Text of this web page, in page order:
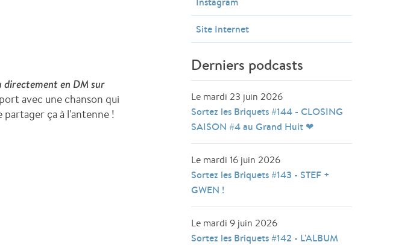
directement en DM sur
avec une chanson qui
ça à l'antenne !
Site Internet
Derniers podcasts
Le mardi 23 juin 2026
Sortez les Briquets #144 - CLOSING
SAISON #4 au Grand Huit ❤
Le mardi 16 juin 2026
Sortez les Briquets #143 - STEF +
GWEN !
Le mardi 9 juin 2026
Sortez les Briquets #142 - L'ALBUM